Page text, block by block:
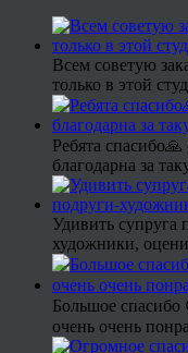
Всем советую
только в этой
Ребята
благодарна за
Удивить супруга
художники,
Большое спасибо
очень очень